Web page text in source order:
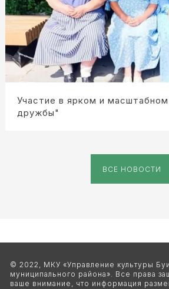
Участие в ярком и
дружбы"
ВСЕ НОВОСТИ
© 2022, МКУ «Управление культуры
муниципального района». Все права
ваше внимание, что информация